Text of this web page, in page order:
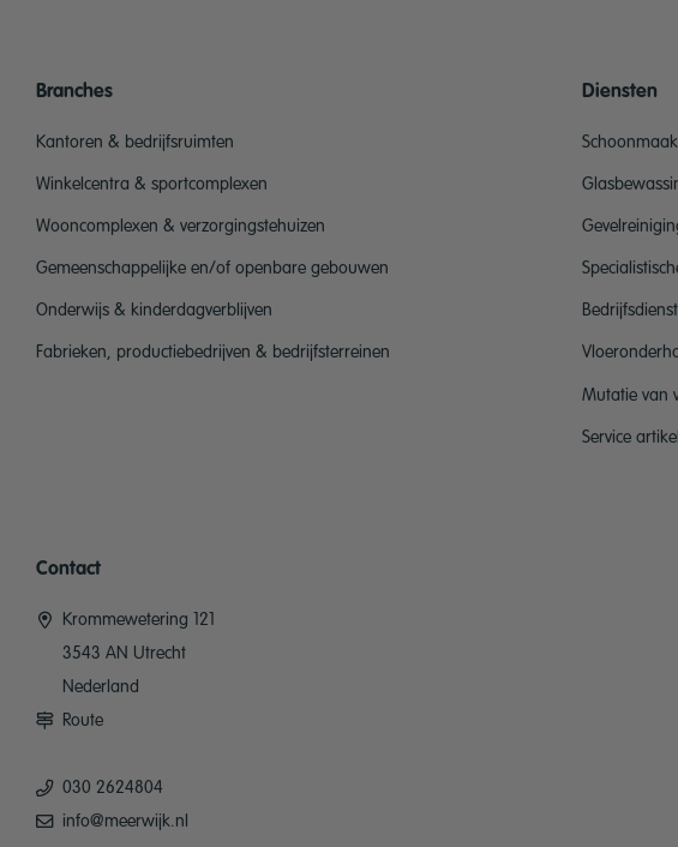
Branches
Kantoren & bedrijfsruimten
Winkelcentra & sportcomplexen
Wooncomplexen & verzorgingstehuizen
Gemeenschappelijke en/of openbare gebouwen
Onderwijs & kinderdagverblijven
Fabrieken, productiebedrijven & bedrijfsterreinen
Diensten
Mutatie van
Service
Contact
Krommewetering 121
3543 AN Utrecht
Nederland
Route
030 2624804
info@meerwijk.nl